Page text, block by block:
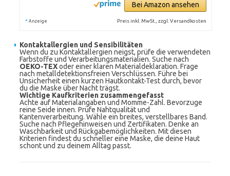
Bei Amazon ansehen
* Anzeige Preis inkl. MwSt., zzgl. Versandkosten
Kontaktallergien und Sensibilitäten
Wenn du zu Kontaktallergien neigst, prüfe die verwendeten
Farbstoffe und Verarbeitungsmaterialien. Suche nach
OEKO-TEXoder einer klaren Materialdeklaration. Frage
nach metalldetektionsfreien Verschlüssen. Führe bei
Unsicherheit einen kurzen Hautkontakt-Test durch, bevor
du die Maske über Nacht trägst.
Wichtige Kaufkriterien zusammengefasst
Achte auf Materialangaben und Momme-Zahl. Bevorzuge
reine Seide innen. Prüfe Nahtqualität und
Kantenverarbeitung. Wähle ein breites, verstellbares Band.
Suche nach Pflegehinweisen und Zertifikaten. Denke an
Waschbarkeit und Rückgabemöglichkeiten. Mit diesen
Kriterien findest du schneller eine Maske, die deine Haut
schont und zu deinem Alltag passt.